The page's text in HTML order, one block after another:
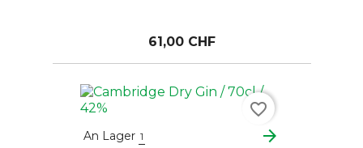
61,00 CHF
An Lager 1 arrow_forward
favorite_border